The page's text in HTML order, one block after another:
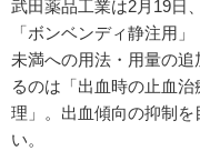
武田薬品工業は2月19日
「ボンベンディ静注用
未満への用法・用量の
るのは「出血時の止血
理」。出血傾向の抑制
い。